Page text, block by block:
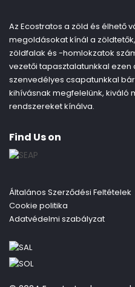
Az Ecostratos a zöld és élhető
megoldásokat kínál a
zöldfalak és -homlokzatok
vezetői tapasztalatunkkal ezen
szenvedélyes csapatunkkal
kihívásnak megfelelünk, kiváló
rendszereket kínálva.
Find Us on
Általános Szerződési Feltételek
Cookie politika
Adatvédelmi szabályzat